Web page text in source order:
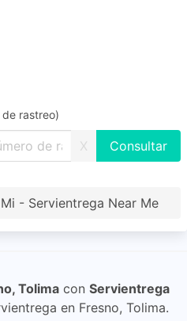
rastreo)
X
- Servientrega Near Me
Tolima con Servientrega
en Fresno, Tolima.